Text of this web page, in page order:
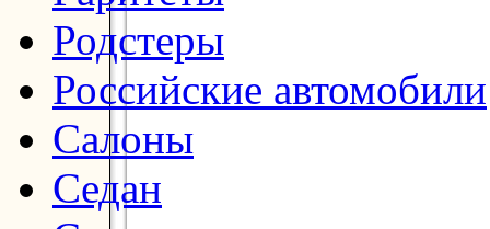
Родстеры
Российские автомобили
Салоны
Седан